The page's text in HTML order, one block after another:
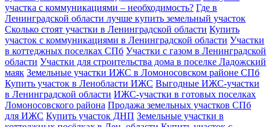
участка с коммуникациями – необходимость? Где в
Ленинградской области лучше купить земельный участок
Сколько стоят участки в Ленинградской области Купить
участок с коммуникациями в Ленинградской области Участки
в коттеджных поселках СПб Участки с газом в Ленинградской
области Участки для строительства дома в поселке Ладожский
маяк Земельные участки ИЖС в Ломоносовском районе СПб
Купить участок в Ленобласти ИЖС Выгодные ИЖС-участки
в Ленинградской области ИЖС-участки в готовых поселках
Ломоносовского района Продажа земельных участков СПб
для ИЖС Купить участок ДНП Земельные участки в